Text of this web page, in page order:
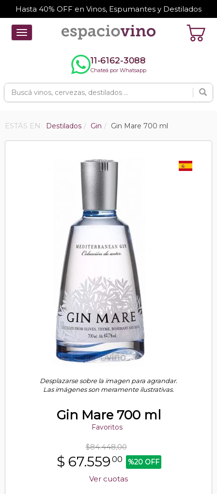
Hasta 40% OFF en Vinos, Espumantes y Destilados
Toggle
navigation
11-6162-3088
Chateá por Whatsapp
ESTÁS EN: Destilados Gin Gin Mare 700 ml
Desplazarse sobre la imagen para agrandar.
Las imágenes son meramente ilustrativas.
Gin Mare 700 ml
Favoritos
$84.448,00
$ 67.559 00 %20 OFF
Ver cuotas